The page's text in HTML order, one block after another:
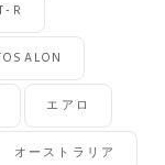
R
エアロ
オーストラリア